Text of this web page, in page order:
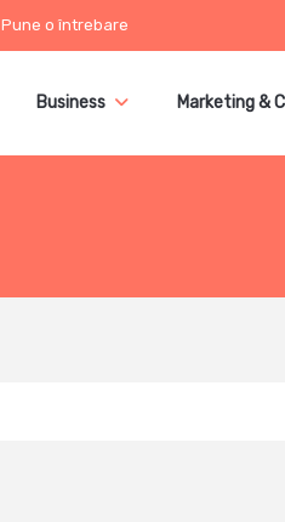
Pune o întrebare
Business Marketing &